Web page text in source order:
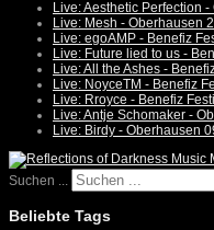
Live: Aesthetic Perfection
Live: Mesh - Oberhausen
Live: egoAMP - Benefiz
Live: Future lied to us -
Live: All the Ashes -
Live: NoyceTM - Benefiz
Live: Rroyce - Benefiz
Live: Antje Schomaker -
Live: Birdy - Oberhausen
Suchen ...
Beliebte Tags